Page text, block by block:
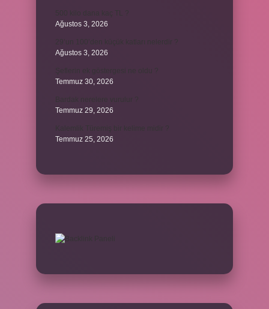
Ağustos 3, 2026
Ağustos 3, 2026
Temmuz 30, 2026
Temmuz 29, 2026
Temmuz 25, 2026